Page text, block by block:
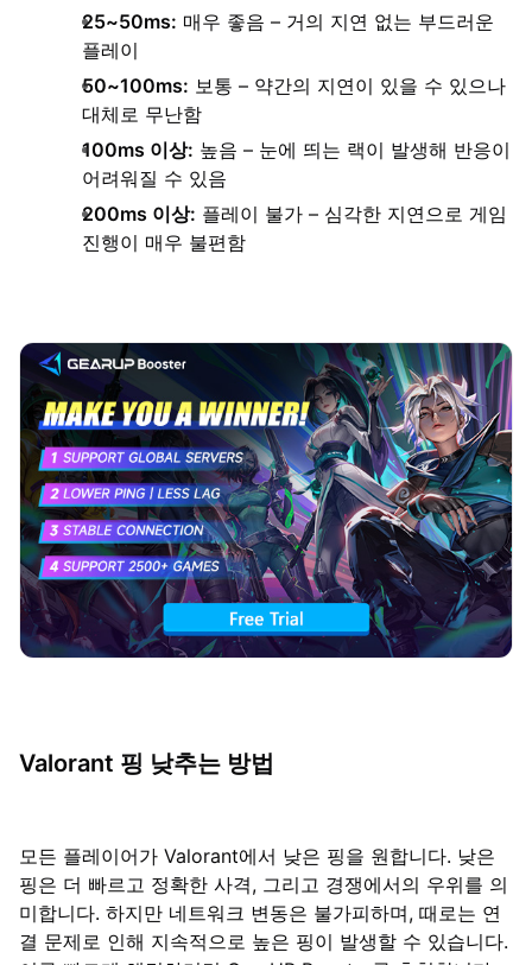
25~50ms: 매우 좋음 – 거의 지연 없는 부드러운
플레이
50~100ms: 보통 – 약간의 지연이 있을 수 있으나
대체로 무난함
100ms 이상: 높음 – 눈에 띄는 랙이 발생해 반응이
어려워질 수 있음
200ms 이상: 플레이 불가 – 심각한 지연으로 게임
진행이 매우 불편함
Valorant 핑 낮추는 방법
모든 플레이어가 Valorant에서 낮은 핑을 원합니다. 낮은
핑은 더 빠르고 정확한 사격, 그리고 경쟁에서의 우위를 의
미합니다. 하지만 네트워크 변동은 불가피하며, 때로는 연
결 문제로 인해 지속적으로 높은 핑이 발생할 수 있습니다.